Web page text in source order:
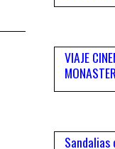
VIAJE